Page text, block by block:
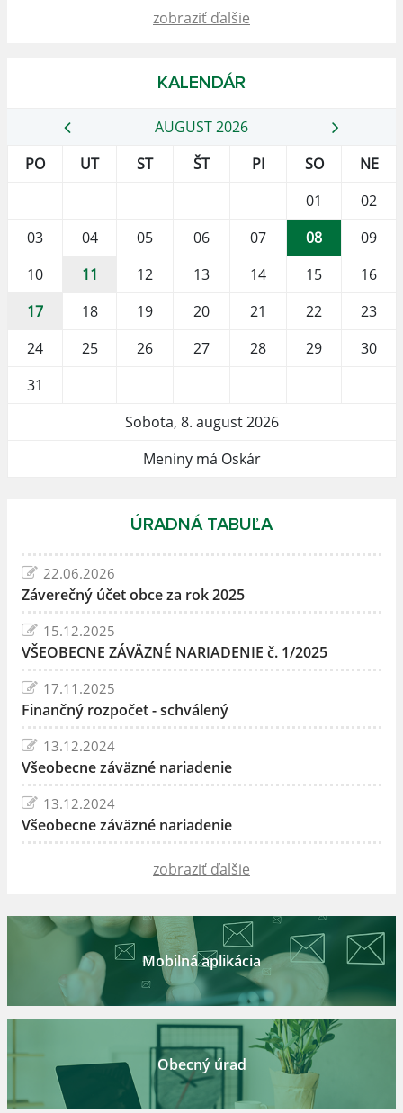
zobraziť ďalšie
KALENDÁR
AUGUST 2026
PO
UT ST ŠT PI SO
NE
01
02
03
04 05 06 07 08
09
10
11 12 13 14 15
16
17
18 19 20 21 22
23
24
25 26 27 28 29
30
31
Sobota, 8. august 2026
Meniny má Oskár
ÚRADNÁ TABUĽA
22.06.2026
Záverečný účet obce za rok 2025
15.12.2025
VŠEOBECNE ZÁVÄZNÉ NARIADENIE č. 1/2025
17.11.2025
Finančný rozpočet - schválený
13.12.2024
Všeobecne záväzné nariadenie
13.12.2024
Všeobecne záväzné nariadenie
zobraziť ďalšie
Mobilná aplikácia
Obecný úrad